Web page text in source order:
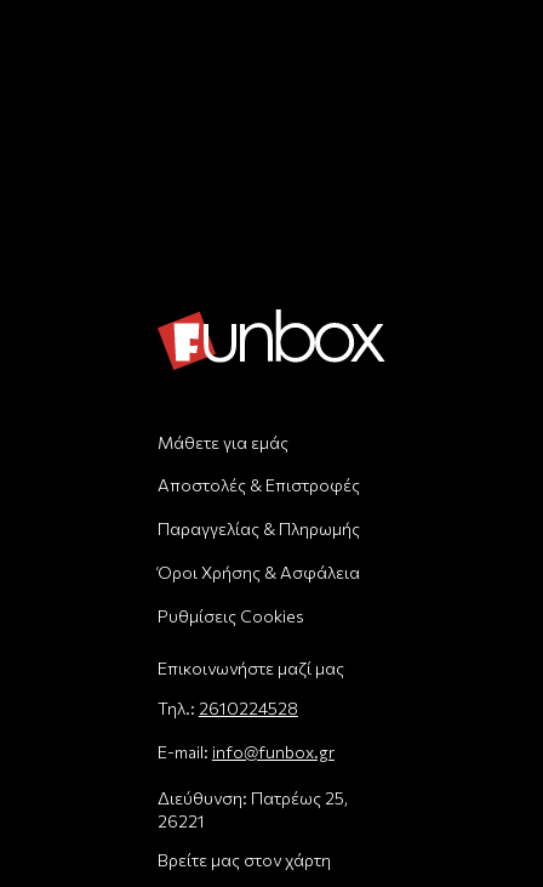
Μάθετε για εμάς
Αποστολές & Επιστροφές
Παραγγελίας & Πληρωμής
Όροι Χρήσης & Ασφάλεια
Ρυθμίσεις Cookies
Επικοινωνήστε μαζί μας
Τηλ.: 2610224528
E-mail: info@funbox.gr
Διεύθυνση: Πατρέως 25,
26221
Βρείτε μας στον χάρτη